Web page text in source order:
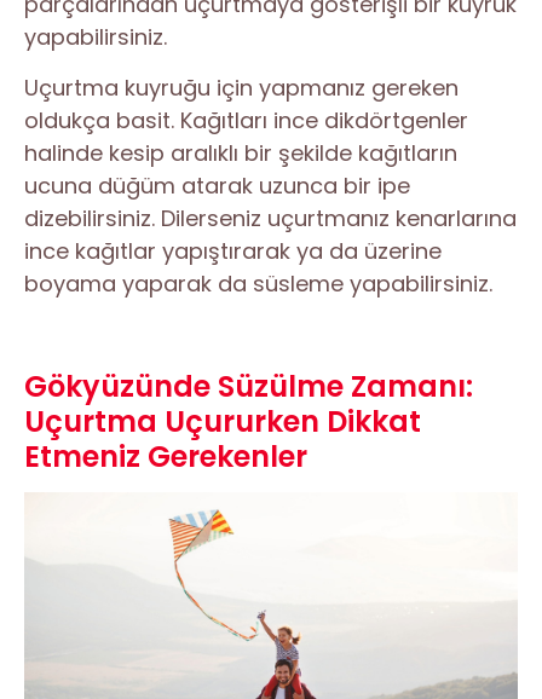
yapabilirsiniz.
Uçurtma kuyruğu için yapmanız gereken
oldukça basit. Kağıtları ince dikdörtgenler
halinde kesip aralıklı bir şekilde kağıtların
ucuna düğüm atarak uzunca bir ipe
dizebilirsiniz. Dilerseniz uçurtmanız kenarlarına
ince kağıtlar yapıştırarak ya da üzerine
boyama yaparak da süsleme yapabilirsiniz.
Gökyüzünde Süzülme Zamanı:
Uçurtma Uçururken Dikkat
Etmeniz Gerekenler